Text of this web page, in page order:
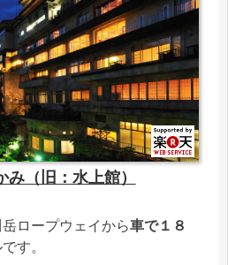
み（旧：水上館）
ロープウェイから車で１８
す。